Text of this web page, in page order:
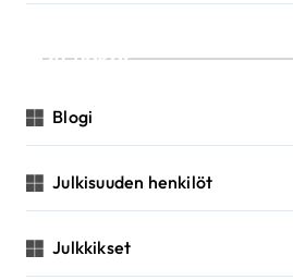
Luokat
Blogi
Julkisuuden henkilöt
Julkkikset